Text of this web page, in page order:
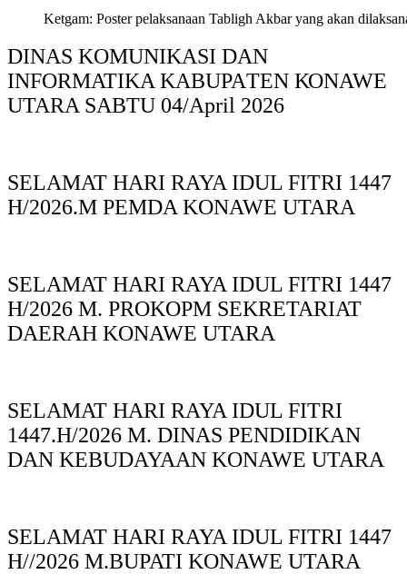
Ketgam: Poster pelaksanaan Tabligh Akbar yang akan
DINAS KOMUNIKASI DAN
INFORMATIKA KABUPAΤΕΝ ΚΟNAWE
UTARA SABTU 04/April 2026
SELAMAT HARI RAYA IDUL FITRI 1447
H/2026.M PEMDA KONAWE UTARA
SELAMAT HARI RAYA IDUL FITRI 1447
H/2026 M. PROKOPM SEKRETARIAT
DAERAH KONAWE UTARA
SELAMAT HARI RAYA IDUL FITRI
1447.H/2026 M. DINAS PENDIDIKAN
DAN KEBUDAYAAN KONAWE UTARA
SELAMAT HARI RAYA IDUL FITRI 1447
H//2026 M.BUPATI KONAWE UTARA